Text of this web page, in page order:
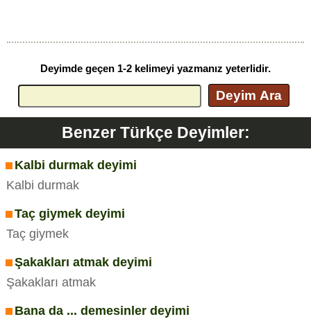
Deyimde geçen 1-2 kelimeyi yazmanız yeterlidir.
Deyim Ara
Benzer Türkçe Deyimler:
Kalbi durmak deyimi
Kalbi durmak
Taç giymek deyimi
Taç giymek
Şakakları atmak deyimi
Şakakları atmak
Bana da ... demesinler deyimi